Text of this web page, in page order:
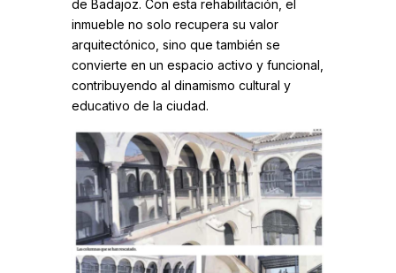
de Badajoz. Con esta rehabilitación, el
inmueble no solo recupera su valor
arquitectónico, sino que también se
convierte en un espacio activo y funcional,
contribuyendo al dinamismo cultural y
educativo de la ciudad.